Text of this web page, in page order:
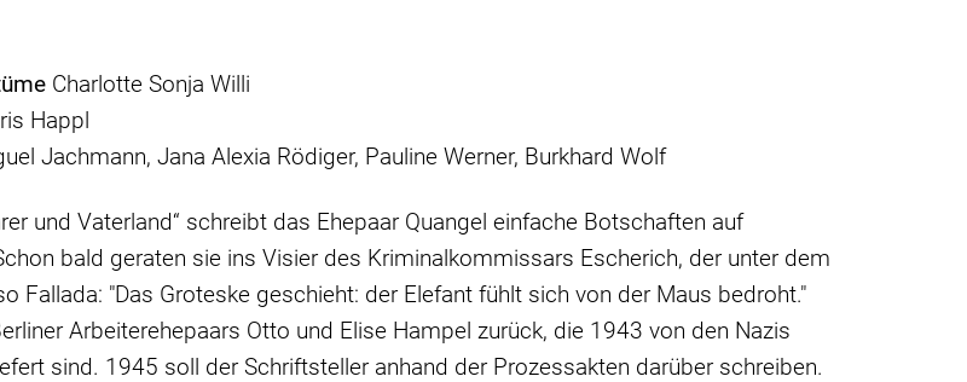
Charlotte Sonja Willi
Happl
Jachmann, Jana Alexia Rödiger, Pauline Werner, Burkhard Wolf
und Vaterland“ schreibt das Ehepaar Quangel einfache Botschaften auf
bald geraten sie ins Visier des Kriminalkommissars Escherich, der unter dem
Fallada: "Das Groteske geschieht: der Elefant fühlt sich von der Maus bedroht."
Arbeiterehepaars Otto und Elise Hampel zurück, die 1943 von den Nazis
sind. 1945 soll der Schriftsteller anhand der Prozessakten darüber schreiben.